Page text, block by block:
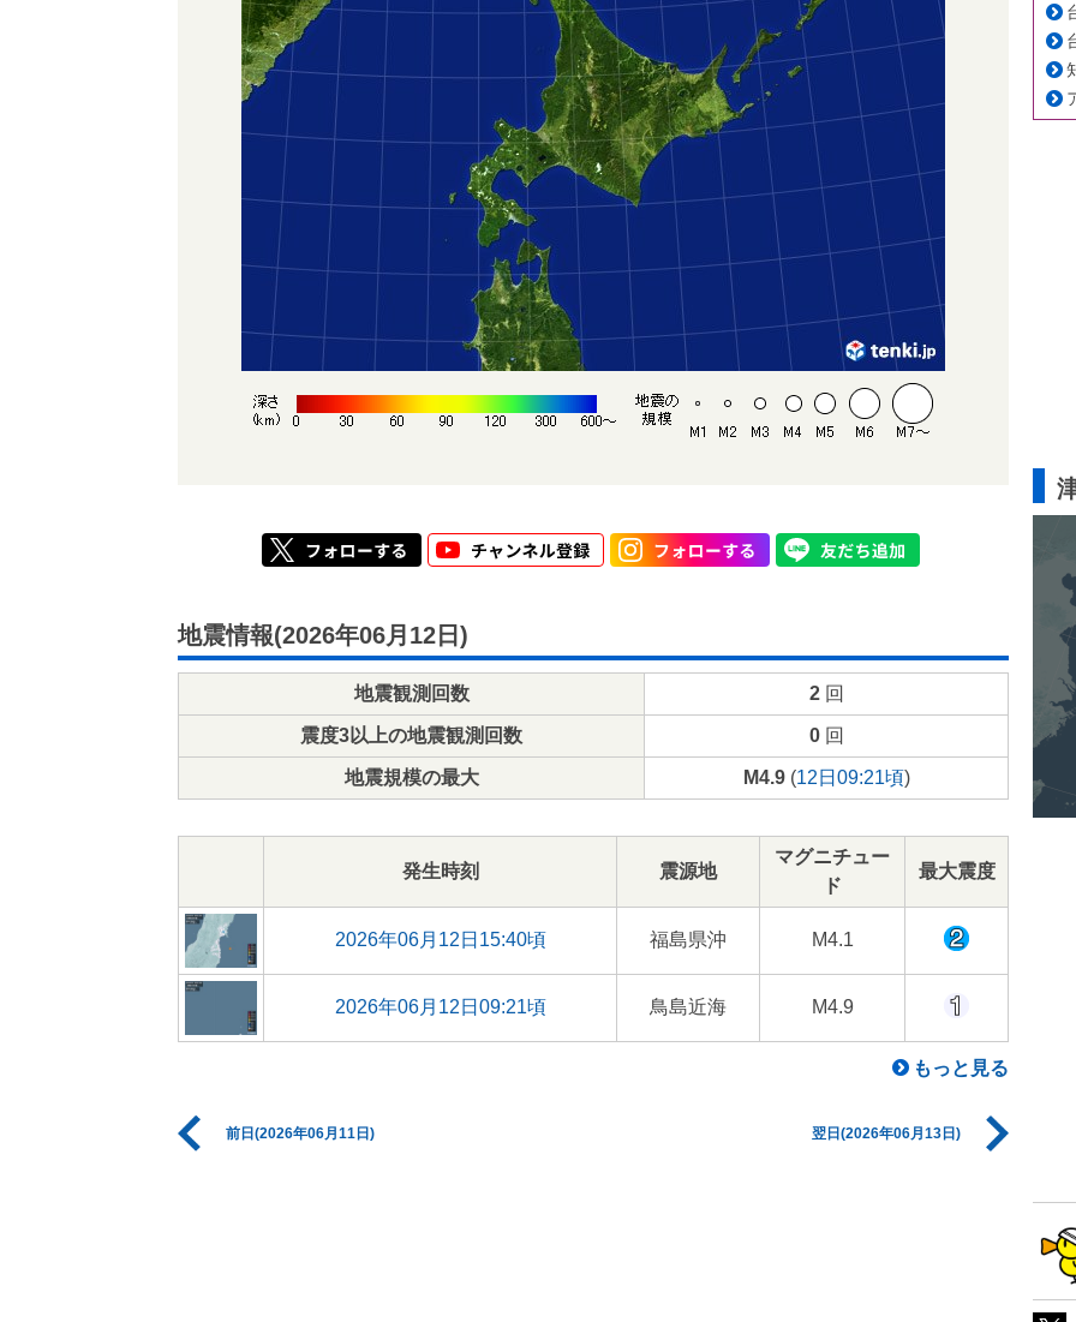
地震情報(2026年06月12日)
地震観測回数 2回
震度3以上の地震観測回数 0回
地震規模の最大 M4.9(12日09:21頃)
発生時刻 震源地
マグニチュー
ド
最大震度
2026年06月12日15:40頃 福島県沖 M4.1
2026年06月12日09:21頃 鳥島近海 M4.9
もっと見る
前日(2026年06月11日) 翌日(2026年06月13日)